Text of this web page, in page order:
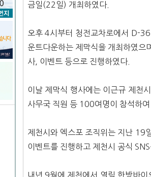
금일(22일) 개최하였다.
오후 4시부터 청전교차로에서 D-
운트다운하는 제막식을 개최하였
사, 이벤트 등으로 진행하였다.
이날 제막식 행사에는 이근규 제천
사무국 직원 등 100여명이 참석하
제천시와 엑스포 조직위는 지난 19
이벤트를 진행하고 제천시 공식
내년 9월에 제천에서 열릴 한방바